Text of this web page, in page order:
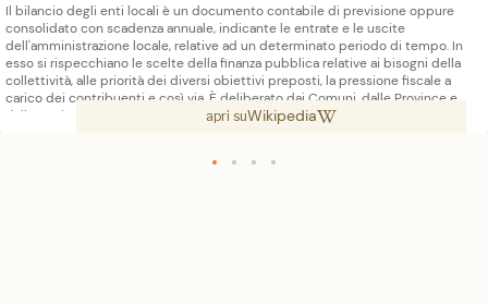
Il bilancio degli enti locali è un documento contabile di previsione oppure
consolidato con scadenza annuale, indicante le entrate e le uscite
dell'amministrazione locale, relative ad un determinato periodo di tempo. In
esso si rispecchiano le scelte della finanza pubblica relative ai bisogni della
collettività, alle priorità dei diversi obiettivi preposti, la pressione fiscale a
carico dei contribuenti e così via. È deliberato dai Comuni, dalle Province e
dalle Regioni e approvato sia dalle rispettive giunte che dai consigli. Ha diverse
apri suWikipedia